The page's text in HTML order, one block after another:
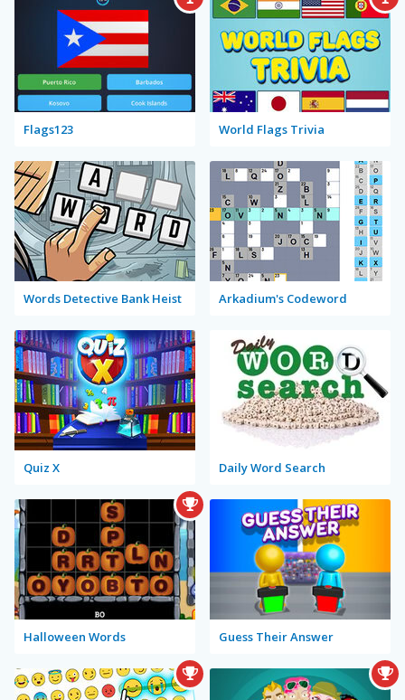
Flags123 World Flags Trivia
Words Detective Bank Heist Arkadium's Codeword
Quiz X Daily Word Search
Halloween Words Guess Their Answer